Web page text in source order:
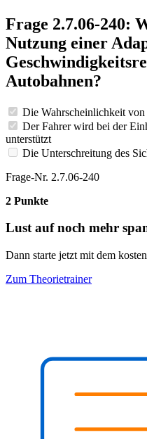
Frage 2.7.06-240:
Nutzung einer
Autobahnen?
Die Wahrscheinlichkeit
Der Fahrer wird bei der
unterstützt
Die Unterschreitung des
Frage-Nr. 2.7.06-240
2 Punkte
Lust auf noch mehr
Dann starte jetzt mit dem
Zum Theorietrainer